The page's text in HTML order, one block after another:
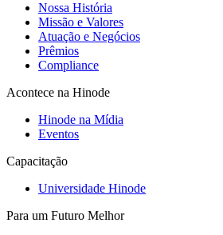
Nossa História
Missão e Valores
Atuação e Negócios
Prêmios
Compliance
Acontece na Hinode
Hinode na Mídia
Eventos
Capacitação
Universidade Hinode
Para um Futuro Melhor